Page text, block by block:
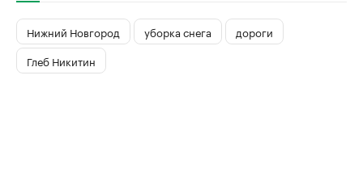
Нижний Новгород уборка снега
дороги
Глеб Никитин